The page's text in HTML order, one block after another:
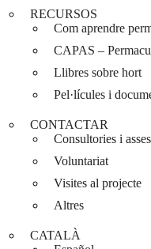
RECURSOS
Com aprendre
CAPAS –
Llibres sobre hort
Pel·lícules i
CONTACTAR
Consultories i
Voluntariat
Visites al projecte
Altres
CATALÀ